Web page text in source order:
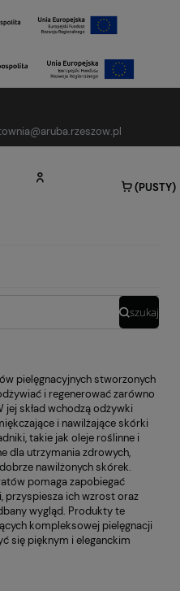
(PUSTY)
szukaj
pielęgnacyjnych stworzonych
i regenerować zarówno
jej skład wchodzą odżywki
i nawilżające skórki
takie jak oleje roślinne i
dla utrzymania zdrowych,
nawilżonych skórek.
pomaga zapobiegać
przyspiesza ich wzrost oraz
wygląd. Produkty te
kompleksowej pielęgnacji
się pięknym i eleganckim